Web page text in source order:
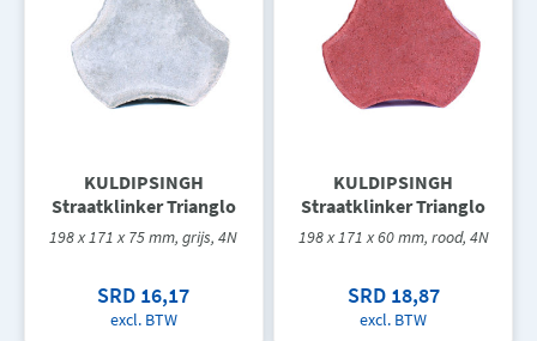
KULDIPSINGH
Straatklinker Trianglo
198 x 171 x 75 mm, grijs, 4N
SRD 16,17
excl. BTW
KULDIPSINGH
Straatklinker Trianglo
198 x 171 x 60 mm, rood, 4N
SRD 18,87
excl. BTW